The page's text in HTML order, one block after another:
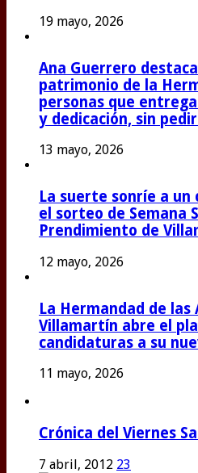
19 mayo, 2026
Ana Guerrero
patrimonio de la
personas que
y dedicación, sin
13 mayo, 2026
La suerte sonríe a un
el sorteo de Semana
Prendimiento de
12 mayo, 2026
La Hermandad de las
Villamartín abre el
candidaturas a su
11 mayo, 2026
Crónica del Viernes
7 abril, 2012 23